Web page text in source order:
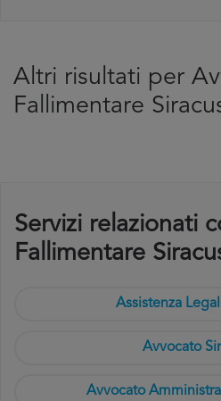
Altri risultati per
Fallimentare
Servizi relazionati
Fallimentare
Assistenza
Avvocato
Avvocato